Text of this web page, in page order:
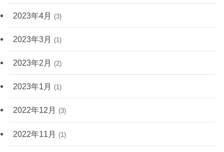
2023年4月 (3)
2023年3月 (1)
2023年2月 (2)
2023年1月 (1)
2022年12月 (3)
2022年11月 (1)